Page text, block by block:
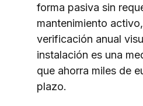
forma pasiva sin
mantenimiento
verificación anual
instalación es una
que ahorra miles de
plazo.